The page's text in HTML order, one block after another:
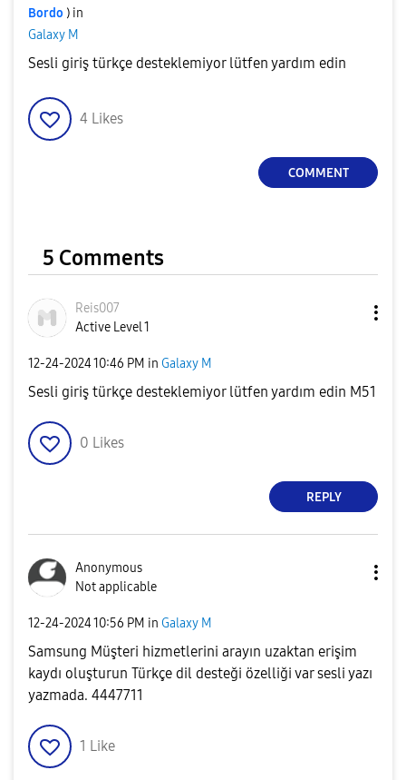
Bordo ) in
Galaxy M
Sesli giriş türkçe desteklemiyor lütfen yardım edin
4 Likes
COMMENT
5 Comments
Reis007
Active Level 1
‎12-24-202410:46 PM in Galaxy M
Sesli giriş türkçe desteklemiyor lütfen yardım edin M51
0 Likes
REPLY
Anonymous
Not applicable
‎12-24-202410:56 PM in Galaxy M
Samsung Müşteri hizmetlerini arayın uzaktan erişim
kaydı oluşturun Türkçe dil desteği özelliği var sesli yazı
yazmada. 4447711
1 Like